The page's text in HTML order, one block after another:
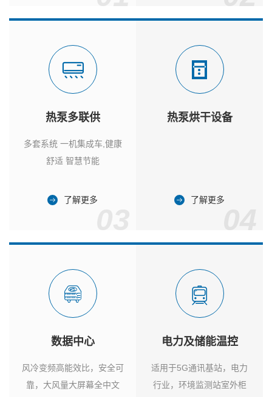
热泵多联供
多套系统 一机集成车,健康
舒适 智慧节能
了解更多
热泵烘干设备
了解更多
数据中心
风冷变频高能效比，安全可
靠，大风量大屏幕全中文
电力及储能温控
适用于5G通讯基站，电力
行业，环境监测站室外柜